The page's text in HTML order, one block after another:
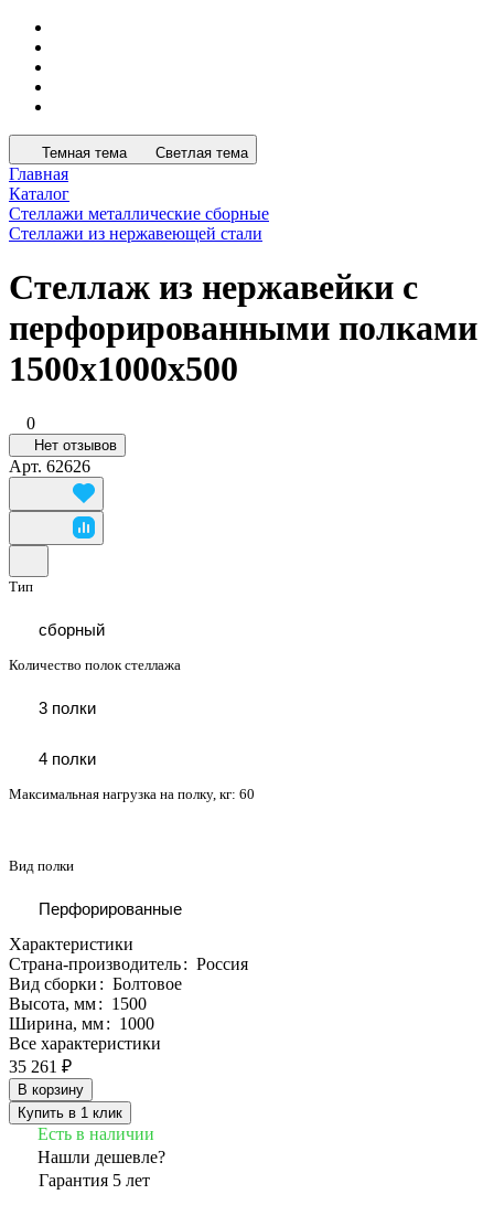
Темная тема Светлая тема
Главная
Каталог
Стеллажи металлические сборные
Стеллажи из нержавеющей стали
Стеллаж из нержавейки с
перфорированными полками
1500x1000x500
0
Нет отзывов
Арт. 62626
Тип
сборный
Количество полок стеллажа
3 полки
4 полки
Максимальная нагрузка на полку, кг: 60
Вид полки
Перфорированные
Характеристики
Страна-производитель: Россия
Вид сборки : Болтовое
Высота, мм: 1500
Ширина, мм: 1000
Все характеристики
35 261 ₽
В корзину
Купить в 1 клик
Есть в наличии
Нашли дешевле?
Гарантия 5 лет